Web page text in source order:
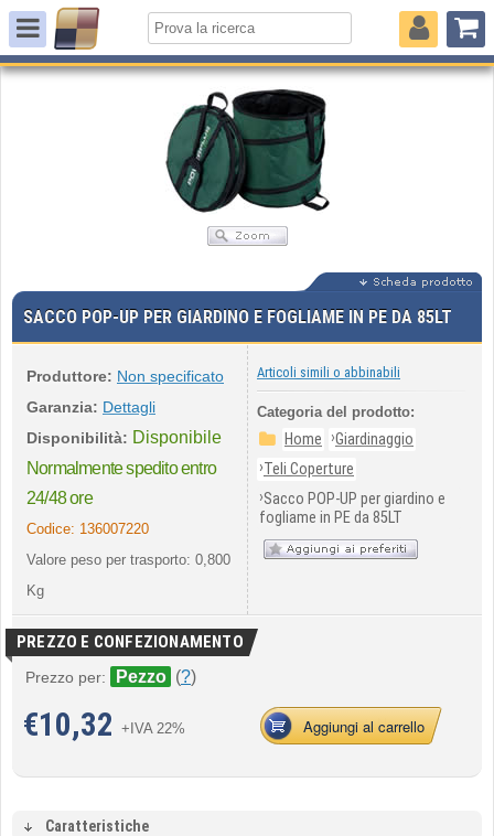
SACCO POP-UP PER GIARDINO E FOGLIAME IN PE DA 85LT
Produttore: Non specificato
Garanzia: Dettagli
Disponibilità: Disponibile
Normalmente spedito entro
24/48 ore
Codice: 136007220
Valore peso per trasporto: 0,800
Kg
Articoli simili o abbinabili
Categoria del prodotto:
Home ›Giardinaggio
›Teli Coperture
›Sacco POP-UP per giardino e
fogliame in PE da 85LT
PREZZO E CONFEZIONAMENTO
Prezzo per: Pezzo (?)
€10,32 +IVA 22% Aggiungi al carrello
Caratteristiche